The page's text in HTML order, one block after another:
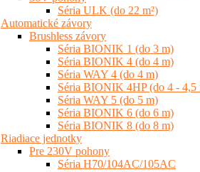
Séria ULK (do 22 m²)
Automatické závory
Brushless závory
Séria BIONIK 1 (do 3 m)
Séria BIONIK 4 (do 4 m)
Séria WAY 4 (do 4 m)
Séria BIONIK 4HP (do 4 - 4,5
Séria WAY 5 (do 5 m)
Séria BIONIK 6 (do 6 m)
Séria BIONIK 8 (do 8 m)
Riadiace jednotky
Pre 230V pohony
Séria H70/104AC/105AC